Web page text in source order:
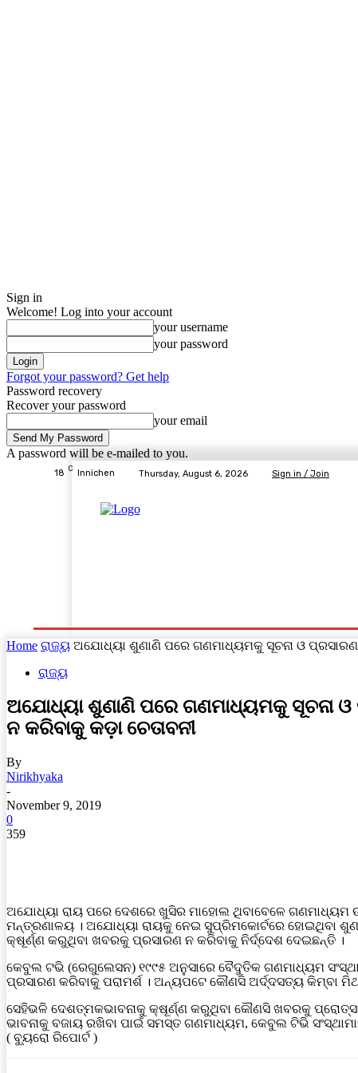
Sign in
Welcome! Log into your account
your username
your password
Forgot your password? Get help
Password recovery
Recover your password
your email
A password will be e-mailed to you.
18 C Innichen Thursday, August 6, 2026 Sign in / Join
Home ରାଜ୍ୟ ଅଯୋଧ୍ୟା ଶୁଣାଣି ପରେ ଗଣମାଧ୍ୟମକୁ ସୂଚନା ଓ ପ୍ରସାରଣ
ରାଜ୍ୟ
ଅଯୋଧ୍ୟା ଶୁଣାଣି ପରେ ଗଣମାଧ୍ୟମକୁ ସୂଚନା ଓ
ନ କରିବାକୁ କଡ଼ା ଚେତାବନୀ
By
Nirikhyaka
-
November 9, 2019
0
359
ଅଯୋଧ୍ୟା ରାୟ ପରେ ଦେଶରେ ଖୁସିର ମାହୋଲ ଥିବାବେଳେ ଗଣମାଧ୍ୟମ
ମନ୍ତ୍ରଣାଳୟ । ଅଯୋଧ୍ୟା ରାୟକୁ ନେଇ ସୁପ୍ରିମକୋର୍ଟରେ ହୋଇଥିବା
କ୍ଷୂର୍ଣ୍ଣ କରୁଥିବା ଖବରକୁ ପ୍ରସାରଣ ନ କରିବାକୁ ନିର୍ଦ୍ଦେଶ ଦେଇଛନ୍ତି ।
କେବୁଲ ଟଭି (ରେଗୁଲେସନ) ୧୯୯୫ ଅନୁସାରେ ବୈଦୁତିକ ଗଣମାଧ୍ୟମ
ପ୍ରସାରଣ କରିବାକୁ ପରାମର୍ଶ । ଅନ୍ୟପଟେ କୌଣସି ଅର୍ଦ୍ଦସତ୍ୟ କିମ୍ବା
ସେହିଭଳି ଦେଶତ୍ମକଭାବନାକୁ କ୍ଷୂର୍ଣ୍ଣ କରୁଥିବା କୌଣସି ଖବରକୁ
ଭାବନାକୁ ବଜାୟ ରଖିବା ପାଇଁ ସମସ୍ତ ଗଣମାଧ୍ୟମ, କେବୁଲ ଟିଭି
( ବ୍ୟୁରୋ ରିପୋର୍ଟ )